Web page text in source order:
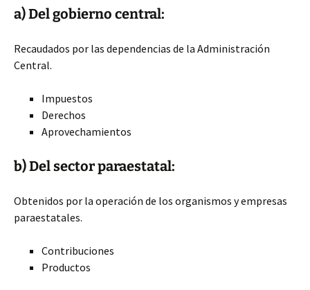
a) Del gobierno central:
Recaudados por las dependencias de la Administración
Central.
Impuestos
Derechos
Aprovechamientos
b) Del sector paraestatal:
Obtenidos por la operación de los organismos y empresas
paraestatales.
Contribuciones
Productos